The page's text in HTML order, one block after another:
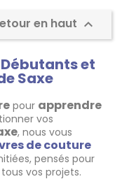
en haut 
et
Saxe
pour apprendre
vos
, nous vous
de couture
pensés pour
vos projets.